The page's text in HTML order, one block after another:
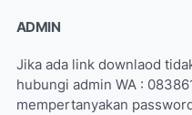
ADMIN
Jika ada link downlaod
hubungi admin WA :
mempertanyakan